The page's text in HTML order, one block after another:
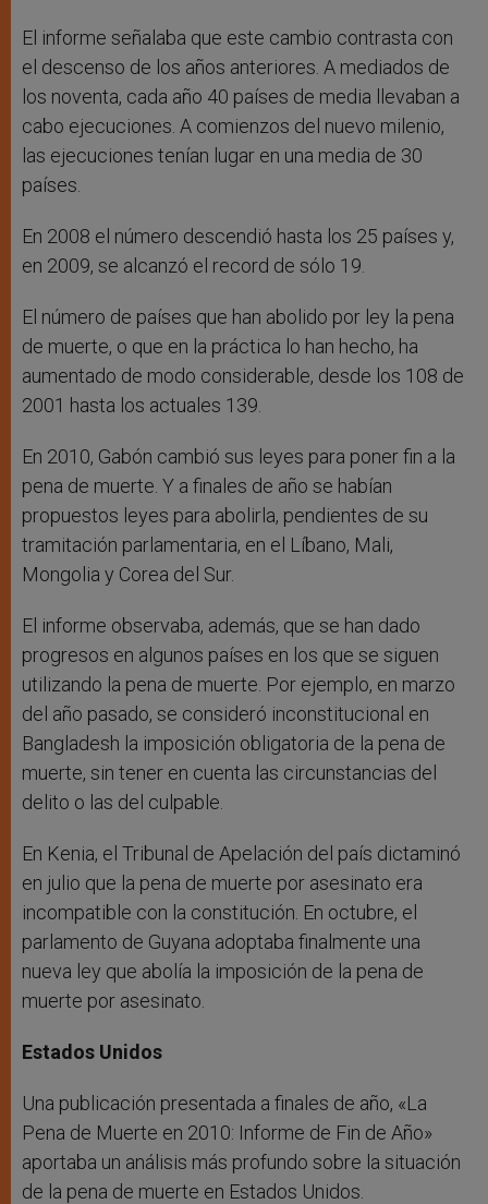
El informe señalaba que este cambio contrasta con
el descenso de los años anteriores. A mediados de
los noventa, cada año 40 países de media llevaban a
cabo ejecuciones. A comienzos del nuevo milenio,
las ejecuciones tenían lugar en una media de 30
países.
En 2008 el número descendió hasta los 25 países y,
en 2009, se alcanzó el record de sólo 19.
El número de países que han abolido por ley la pena
de muerte, o que en la práctica lo han hecho, ha
aumentado de modo considerable, desde los 108 de
2001 hasta los actuales 139.
En 2010, Gabón cambió sus leyes para poner fin a la
pena de muerte. Y a finales de año se habían
propuestos leyes para abolirla, pendientes de su
tramitación parlamentaria, en el Líbano, Mali,
Mongolia y Corea del Sur.
El informe observaba, además, que se han dado
progresos en algunos países en los que se siguen
utilizando la pena de muerte. Por ejemplo, en marzo
del año pasado, se consideró inconstitucional en
Bangladesh la imposición obligatoria de la pena de
muerte, sin tener en cuenta las circunstancias del
delito o las del culpable.
En Kenia, el Tribunal de Apelación del país dictaminó
en julio que la pena de muerte por asesinato era
incompatible con la constitución. En octubre, el
parlamento de Guyana adoptaba finalmente una
nueva ley que abolía la imposición de la pena de
muerte por asesinato.
Estados Unidos
Una publicación presentada a finales de año, «La
Pena de Muerte en 2010: Informe de Fin de Año»
aportaba un análisis más profundo sobre la situación
de la pena de muerte en Estados Unidos.